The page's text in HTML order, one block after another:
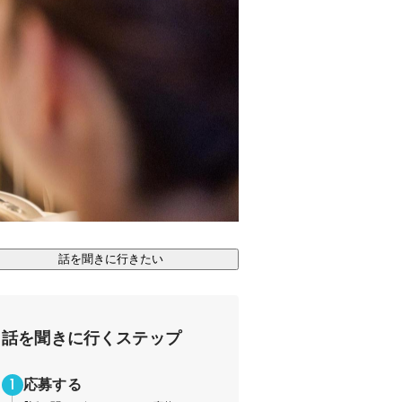
話を聞きに行きたい
話を聞きに行くステップ
応募する